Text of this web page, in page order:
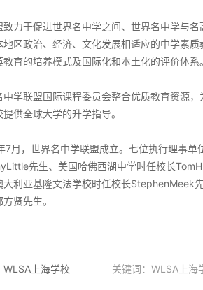
致力于促进世界名中学之间、世界名中学与
地区政治、经济、文化发展相适应的中学素
教育的培养模式及国际化和本土化的评价体系。
中学联盟国际课程委员会整合优质教育资源
提供全球大学的升学指导。
7月，世界名中学联盟成立。七位执行理事
先生、美国哈佛西湖中学时任校长
大利亚基隆文法学校时任校长StephenMeek
贤先生。
WLSA上海学校 关键词：WLSA上海